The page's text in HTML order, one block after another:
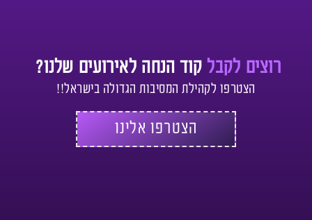
רוצים לקבל קוד הנחה לאירועים שלנו?
הצטרפו לקהילת המסיבות הגדולה בישראל!!
הצטרפו אלינו